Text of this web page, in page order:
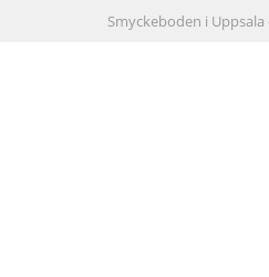
Smyckeboden i Uppsala